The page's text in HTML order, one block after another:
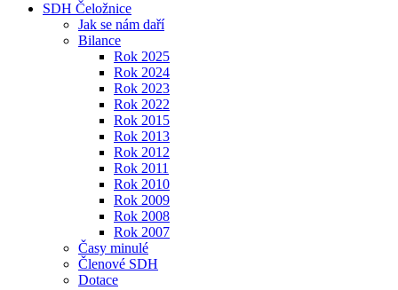
SDH Čeložnice
Jak se nám daří
Bilance
Rok 2025
Rok 2024
Rok 2023
Rok 2022
Rok 2015
Rok 2013
Rok 2012
Rok 2011
Rok 2010
Rok 2009
Rok 2008
Rok 2007
Časy minulé
Členové SDH
Dotace